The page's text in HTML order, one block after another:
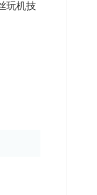
玩机技